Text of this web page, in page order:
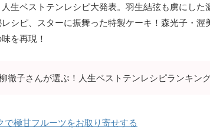
生ベストテンレシピ大発表。羽生結弦も虜にした
シピ、スターに振舞った特製ケーキ！森光子・渥
を再現！
徹子さんが選ぶ！人生ベストテンレシピランキン
で極甘フルーツをお取り寄せする